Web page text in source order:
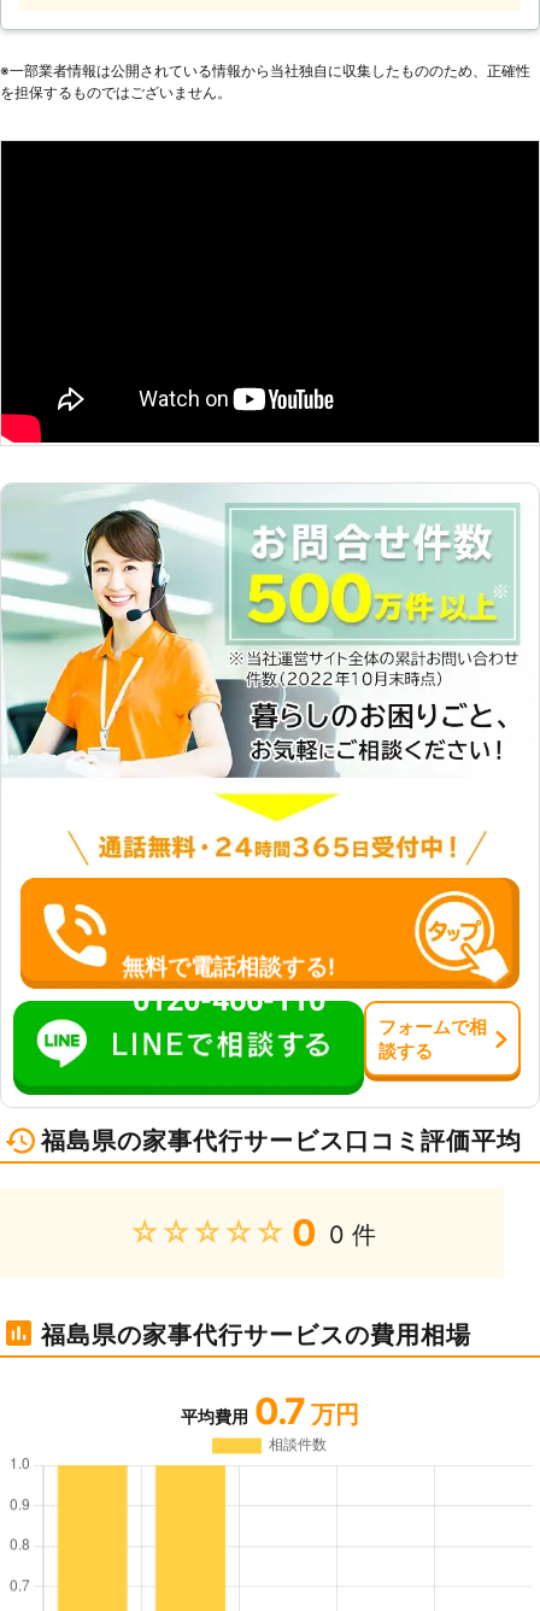
きは、便利屋レッツへお任せくださ
したいとき。 ・ちょっとした雑用を
同誠心誠意心を込めて対応していま
※⼀部業者情報は公開されている情報から当社独⾃に収集したもののため、正確性
を担保するものではございません。
無料で電話相談する!
0120-466-110
フォームで相
談する
福島県の家事代行サービス口コミ評価平均
★★★★★ 0 0 件
福島県の家事代行サービスの費用相場
平均費用 0.7 万円